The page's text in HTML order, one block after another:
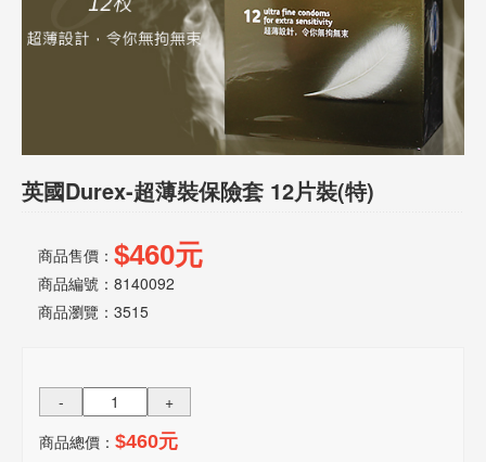
明
英國Durex-超薄裝保險套 12片裝(特)
商品售價： $460元
商品編號：8140092
商品瀏覽： 3515
-
+
商品總價： $460元